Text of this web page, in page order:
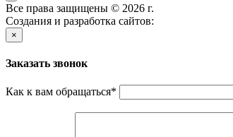
Все права защищены © 2026 г.
Создания и разработка сайтов:
×
Заказать звонок
Как к вам обращаться*